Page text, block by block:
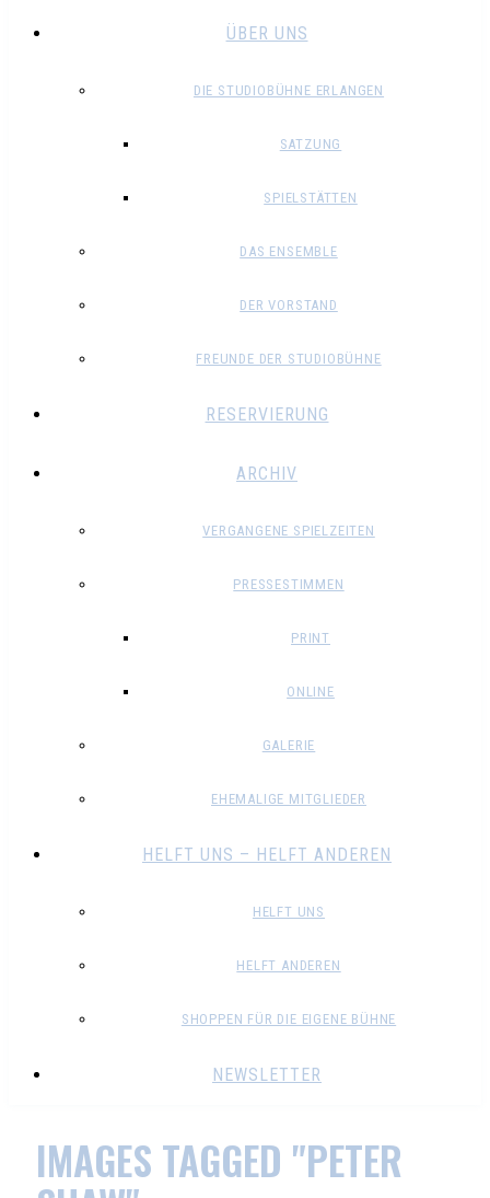
ÜBER UNS
DIE STUDIOBÜHNE ERLANGEN
SATZUNG
SPIELSTÄTTEN
DAS ENSEMBLE
DER VORSTAND
FREUNDE DER STUDIOBÜHNE
RESERVIERUNG
ARCHIV
VERGANGENE SPIELZEITEN
PRESSESTIMMEN
PRINT
ONLINE
GALERIE
EHEMALIGE MITGLIEDER
HELFT UNS – HELFT ANDEREN
HELFT UNS
HELFT ANDEREN
SHOPPEN FÜR DIE EIGENE BÜHNE
NEWSLETTER
IMAGES TAGGED "PETER